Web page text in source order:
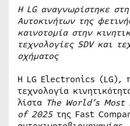
Η LGαναγνωρίστηκε
Αυτοκινήτων της
καινοτομία στην
τεχνολογίες SDVκαι
οχήματος
Η LG Electronics (LG),
τεχνολογία
λίστα The World’s Most
of 2025 της Fast